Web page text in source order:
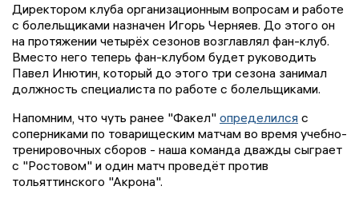
Директором клуба организационным вопросам и работе
с болельщиками назначен Игорь Черняев. До этого он
на протяжении четырёх сезонов возглавлял фан-клуб.
Вместо него теперь фан-клубом будет руководить
Павел Инютин, который до этого три сезона занимал
должность специалиста по работе c болельщиками.
Напомним, что чуть ранее "Факел" определился с
соперниками по товарищеским матчам во время учебно-
тренировочных сборов - наша команда дважды сыграет
с "Ростовом" и один матч проведёт против
тольяттинского "Акрона".